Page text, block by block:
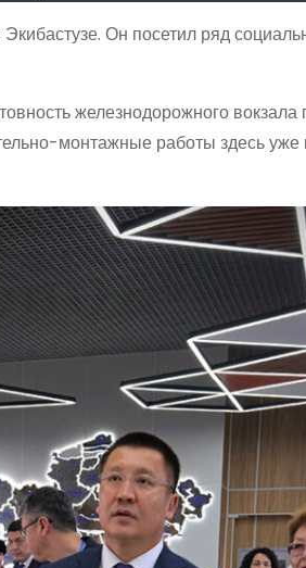
Он посетил ряд
железнодорожного вокзала
монтажные работы здесь